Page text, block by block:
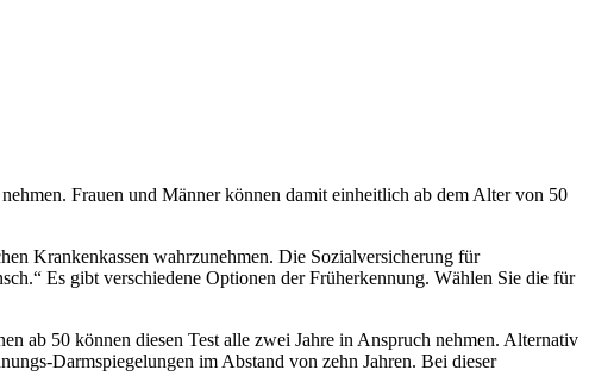
Frauen und Männer können damit einheitlich ab dem Alter von 50
Krankenkassen wahrzunehmen. Die Sozialversicherung für
Es gibt verschiedene Optionen der Früherkennung. Wählen Sie die für
ab 50 können diesen Test alle zwei Jahre in Anspruch nehmen. Alternativ
Darmspiegelungen im Abstand von zehn Jahren. Bei dieser